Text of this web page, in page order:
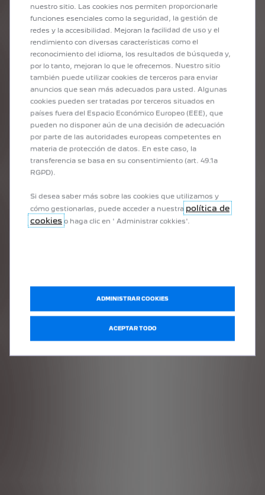
nuestro sitio. Las cookies nos permiten proporcionarle
funciones esenciales como la seguridad, la gestión de
redes y la accesibilidad. Mejoran la facilidad de uso y el
rendimiento con diversas características como el
reconocimiento del idioma, los resultados de búsqueda y,
por lo tanto, mejoran lo que le ofrecemos. Nuestro sitio
también puede utilizar cookies de terceros para enviar
anuncios que sean más adecuados para usted. Algunas
cookies pueden ser tratadas por terceros situados en
países fuera del Espacio Económico Europeo (EEE), que
pueden no disponer aún de una decisión de adecuación
por parte de las autoridades europeas competentes en
materia de protección de datos. En este caso, la
transferencia se basa en su consentimiento (art. 49.1a
RGPD).
Si desea saber más sobre las cookies que utilizamos y
cómo gestionarlas, puede acceder a nuestra política de
cookies o haga clic en ' Administrar cokkies'.
ADMINISTRAR COOKIES
ACEPTAR TODO